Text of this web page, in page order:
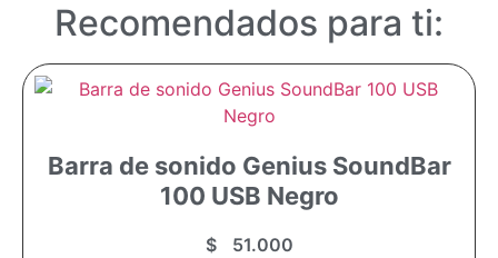
Recomendados para ti:
Barra de sonido Genius SoundBar
100 USB Negro
$51.000